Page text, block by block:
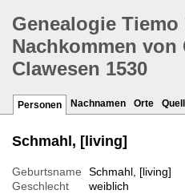
Genealogie
Nachkommen von
Clawesen 1530
Personen Nachnamen Orte
Schmahl, [living]
Geburtsname
Schmahl, [living]
Geschlecht
weiblich